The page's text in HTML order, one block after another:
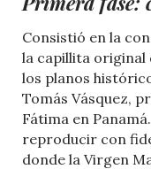
Consistió en la
la capillita original
los planos
Tomás Vásquez,
Fátima en
reproducir con
donde la Virgen